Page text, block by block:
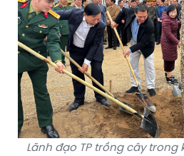
Lãnh đạo TP trồng cây